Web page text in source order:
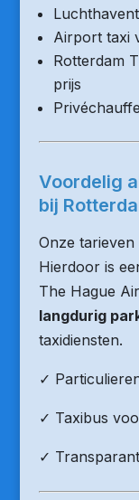
Airport taxi
Rotterdam
prijs
Voordelig
bij
Onze tarieven
Hierdoor is
The Hague
langdurig
taxidiensten.
✓
✓ Taxibus
✓